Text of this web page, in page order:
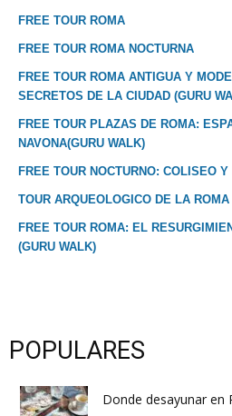
FREE TOUR ROMA
FREE TOUR ROMA NOCTURNA
FREE TOUR ROMA ANTIGUA Y
SECRETOS DE LA CIUDAD (GURU
FREE TOUR PLAZAS DE ROMA:
NAVONA(GURU WALK)
FREE TOUR NOCTURNO: COLISEO
TOUR ARQUEOLOGICO DE LA
FREE TOUR ROMA: EL
(GURU WALK)
POPULARES
Donde desayunar en